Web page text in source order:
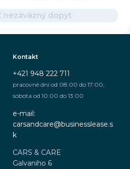
nezáväzný dopyt
Kontakt
+421 948 222 711
pracovné dni od 08:00 do 17:00,
sobota od 10:00 do 13:00
e-mail:
carsandcare@businesslease.s
k
CARS & CARE
Galvaniho 6